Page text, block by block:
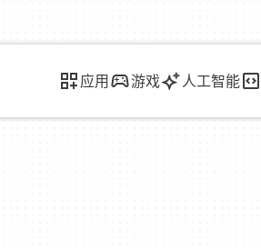
应用 游戏 人工智能